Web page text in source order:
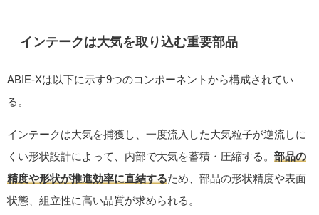
インテークは大気を取り込む重要部品
ABIE-Xは以下に示す9つのコンポーネントから構成されてい
る。
インテークは大気を捕獲し、一度流入した大気粒子が逆流しに
くい形状設計によって、内部で大気を蓄積・圧縮する。 部品の
精度や形状が推進効率に直結するため、部品の形状精度や表面
状態、組立性に高い品質が求められる。